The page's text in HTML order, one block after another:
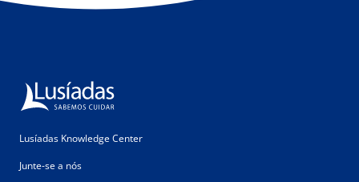
Lusíadas Knowledge Center
Junte-se a nós